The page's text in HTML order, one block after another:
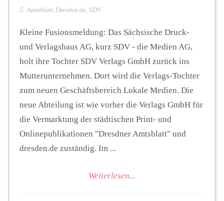
Amtsblatt, Dresden.de, SDV
Kleine Fusionsmeldung: Das Sächsische Druck-
und Verlagshaus AG, kurz SDV - die Medien AG,
holt ihre Tochter SDV Verlags GmbH zurück ins
Mutterunternehmen. Dort wird die Verlags-Tochter
zum neuen Geschäftsbereich Lokale Medien. Die
neue Abteilung ist wie vorher die Verlags GmbH für
die Vermarktung der städtischen Print- und
Onlinepublikationen "Dresdner Amtsblatt" und
dresden.de zuständig. Im ...
Weiterlesen...